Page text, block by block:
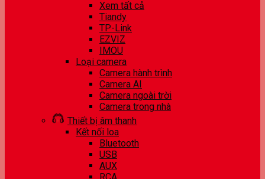
Xem tất cả
Tiandy
TP-Link
EZVIZ
IMOU
Loại camera
Camera hành trình
Camera AI
Camera ngoài trời
Camera trong nhà
Thiết bị âm thanh
Kết nối loa
Bluetooth
USB
AUX